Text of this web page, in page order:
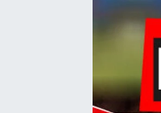
RESMİ İLANLAR